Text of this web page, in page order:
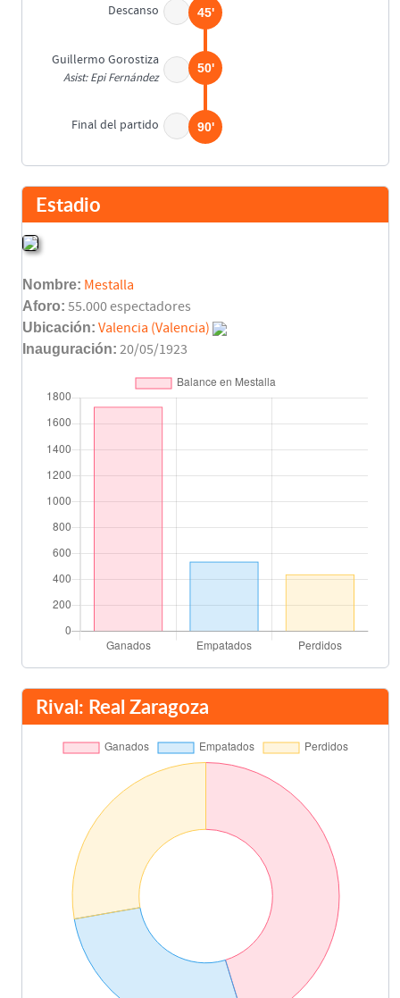
Descanso 45'
Guillermo Gorostiza
Asist: Epi Fernández
50'
Final del partido 90'
Estadio
Nombre: Mestalla
Aforo: 55.000 espectadores
Ubicación: Valencia (Valencia)
Inauguración: 20/05/1923
Rival: Real Zaragoza